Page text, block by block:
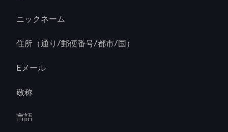
ニックネーム
住所（通り/郵便番号/都市/国）
Eメール
敬称
言語